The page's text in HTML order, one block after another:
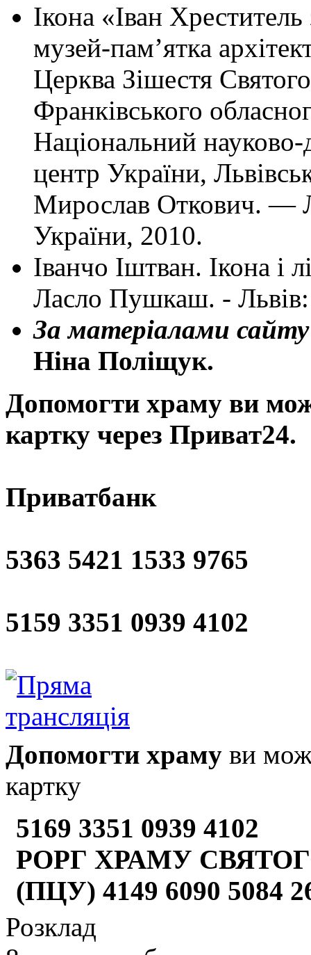
Ікона «Іван
музей-пам’ятка
Церква Зішестя
Франківського
Національний
центр України,
Мирослав Откович. —
України, 2010.
Іванчо Іштван. Ікона і
Ласло Пушкаш. -
За матеріалами
Ніна Поліщук.
Допомогти храму ви
картку через Приват24.
Приватбанк
5363 5421 1533 9765
5159 3351 0939 4102
Допомогти храму ви
картку
5169 3351 0939 4102
РОРГ ХРАМУ
(ПЦУ) 4149 6090 5084
Розклад